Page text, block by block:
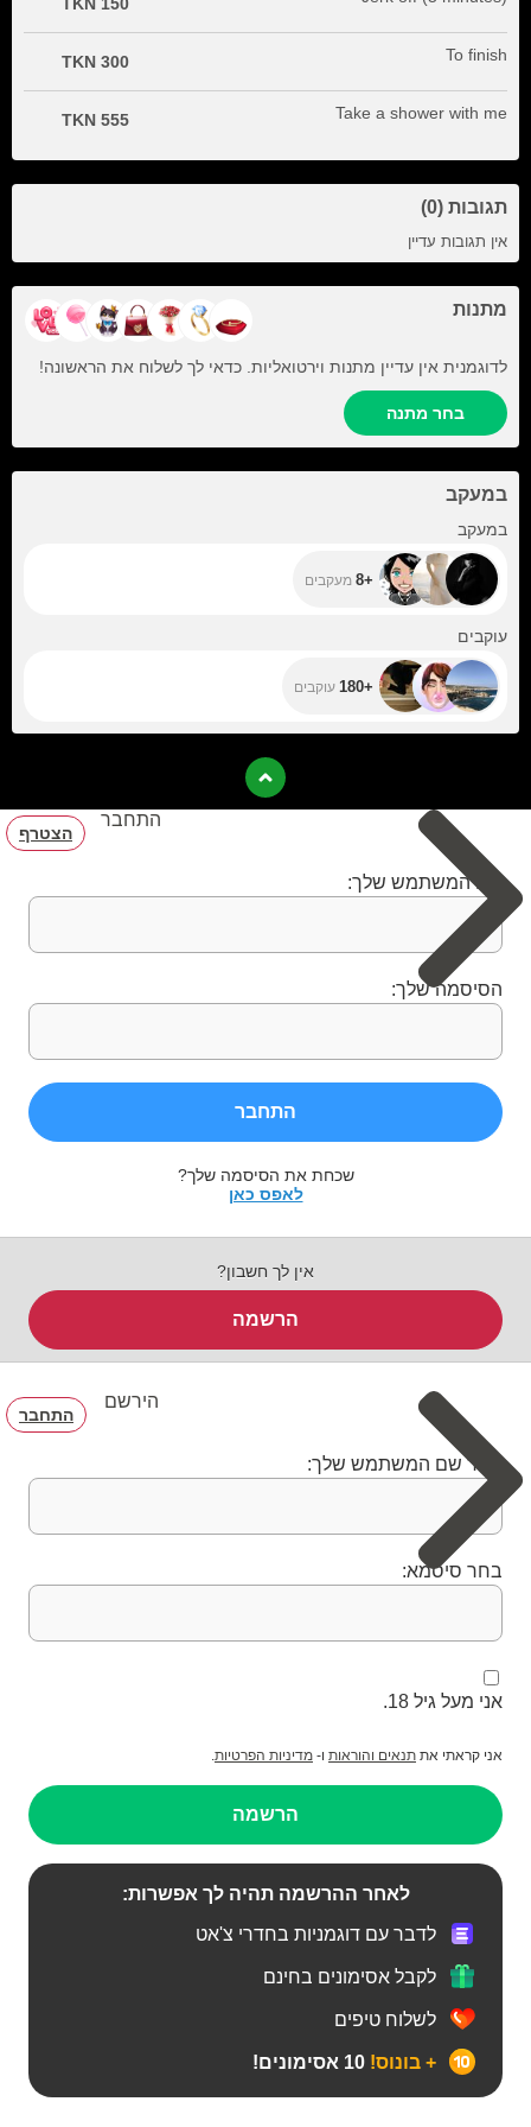
To finish
300 TKN
Take a shower with me
555 TKN
תגובות (0)
אין תגובות עדיין
מתנות
לדוגמנית אין עדיין מתנות וירטואליות. כדאי לך לשלוח את הראשונה!
בחר מתנה
במעקב
במעקב
+8 מעקבים
עוקבים
+180 עוקבים
התחבר
הצטרף
שם המשתמש שלך:
הסיסמה שלך:
התחבר
שכחת את הסיסמה שלך?
לאפס כאן
אין לך חשבון?
הרשמה
הירשם
התחבר
בחר שם המשתמש שלך:
בחר סיסמא:
אני מעל גיל 18.
אני קראתי את תנאים והוראות ו- מדיניות הפרטיות.
הרשמה
לאחר ההרשמה תהיה לך אפשרות:
לדבר עם דוגמניות בחדרי צ'אט
לקבל אסימונים בחינם
לשלוח טיפים
+ בונוס!